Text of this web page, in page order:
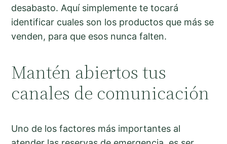
desabasto. Aquí simplemente te tocará
identificar cuales son los productos que más se
venden, para que esos nunca falten.
Mantén abiertos tus
canales de comunicación
Uno de los factores más importantes al